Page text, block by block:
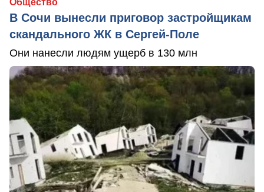
В Сочи вынесли приговор застройщикам
скандального ЖК в Сергей-Поле
Они нанесли людям ущерб в 130 млн